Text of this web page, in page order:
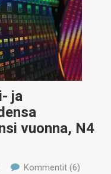
ja
vuonna, N4
Kommentit (6)